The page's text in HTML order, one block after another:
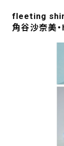
fleeting
角谷沙奈美